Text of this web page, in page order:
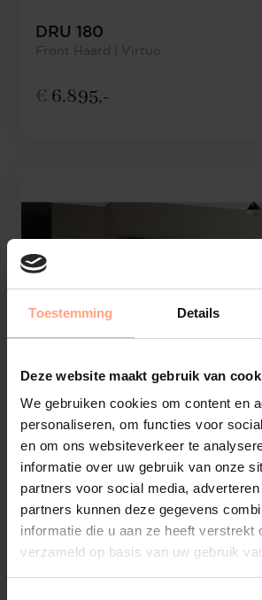
Toestemming Details
Deze website maakt gebruik van
We gebruiken cookies om content en
personaliseren, om functies voor
en om ons websiteverkeer te
informatie over uw gebruik van onze
partners voor social media,
partners kunnen deze gegevens
informatie die u aan ze heeft verstrekt
verzameld op basis van uw gebruik
DRU 180
Front Haard | Virtuo
€ 6.895,-
Element4